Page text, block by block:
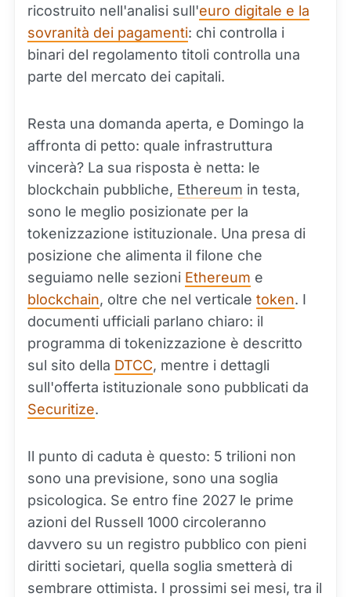
ricostruito nell'analisi sull'euro digitale e la
sovranità dei pagamenti: chi controlla i
binari del regolamento titoli controlla una
parte del mercato dei capitali.
Resta una domanda aperta, e Domingo la
affronta di petto: quale infrastruttura
vincerà? La sua risposta è netta: le
blockchain pubbliche, Ethereum in testa,
sono le meglio posizionate per la
tokenizzazione istituzionale. Una presa di
posizione che alimenta il filone che
seguiamo nelle sezioni Ethereum e
blockchain, oltre che nel verticale token. I
documenti ufficiali parlano chiaro: il
programma di tokenizzazione è descritto
sul sito della DTCC, mentre i dettagli
sull'offerta istituzionale sono pubblicati da
Securitize.
Il punto di caduta è questo: 5 trilioni non
sono una previsione, sono una soglia
psicologica. Se entro fine 2027 le prime
azioni del Russell 1000 circoleranno
davvero su un registro pubblico con pieni
diritti societari, quella soglia smetterà di
sembrare ottimista. I prossimi sei mesi, tra il